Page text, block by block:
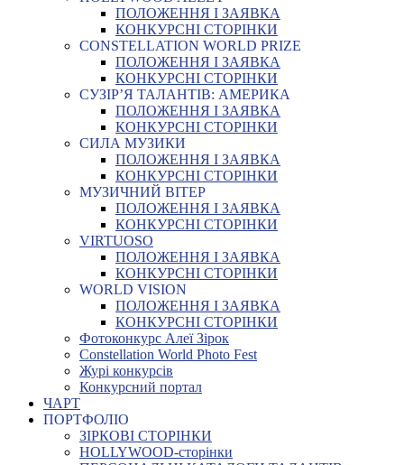
ПОЛОЖЕННЯ І ЗАЯВКА
КОНКУРСНІ СТОРІНКИ
CONSTELLATION WORLD PRIZE
ПОЛОЖЕННЯ І ЗАЯВКА
КОНКУРСНІ СТОРІНКИ
СУЗІР’Я ТАЛАНТІВ: АМЕРИКА
ПОЛОЖЕННЯ І ЗАЯВКА
КОНКУРСНІ СТОРІНКИ
СИЛА МУЗИКИ
ПОЛОЖЕННЯ І ЗАЯВКА
КОНКУРСНІ СТОРІНКИ
МУЗИЧНИЙ ВІТЕР
ПОЛОЖЕННЯ І ЗАЯВКА
КОНКУРСНІ СТОРІНКИ
VIRTUOSO
ПОЛОЖЕННЯ І ЗАЯВКА
КОНКУРСНІ СТОРІНКИ
WORLD VISION
ПОЛОЖЕННЯ І ЗАЯВКА
КОНКУРСНІ СТОРІНКИ
Фотоконкурс Алеї Зірок
Constellation World Photo Fest
Журі конкурсів
Конкурсний портал
ЧАРТ
ПОРТФОЛІО
ЗІРКОВІ СТОРІНКИ
HOLLYWOOD-сторінки